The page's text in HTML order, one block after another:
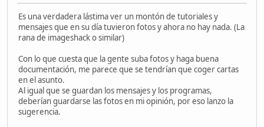
Es una verdadera lástima ver un montón de tutoriales y
mensajes que en su día tuvieron fotos y ahora no hay nada. (La
rana de imageshack o similar)
Con lo que cuesta que la gente suba fotos y haga buena
documentación, me parece que se tendrían que coger cartas
en el asunto.
Al igual que se guardan los mensajes y los programas,
deberían guardarse las fotos en mi opinión, por eso lanzo la
sugerencia.